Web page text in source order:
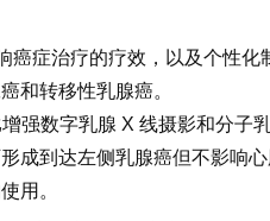
症治疗的疗效，以及个性化
和转移性乳腺癌。
强数字乳腺 X 线摄影和分子乳
形成到达左侧乳腺癌但不影响心
用。